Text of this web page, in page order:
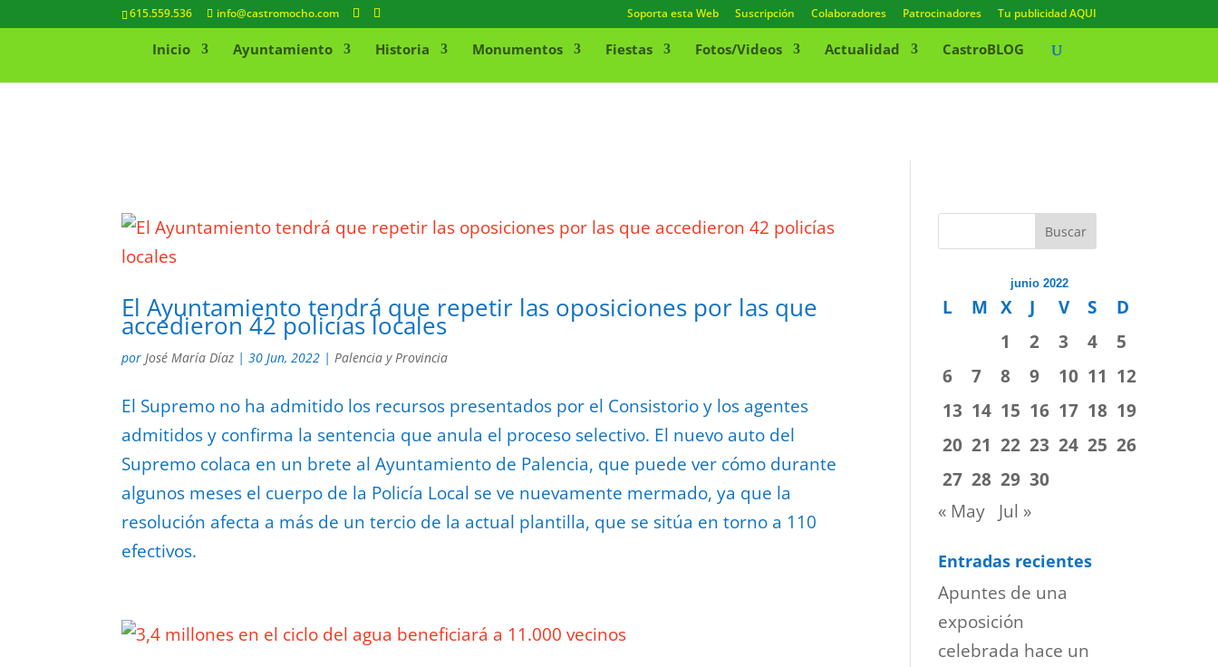
615.559.536 info@castromocho.com Soporta esta Web Suscripción Colaboradores Patrocinadores Tu publicidad AQUI
Inicio Ayuntamiento Historia Monumentos Fiestas Fotos/Videos Actualidad CastroBLOG
El Ayuntamiento tendrá que repetir las oposiciones por las que
accedieron 42 policías locales
porJosé María Díaz |30 Jun, 2022 |Palencia y Provincia
El Supremo no ha admitido los recursos presentados por el Consistorio y los agentes
admitidos y confirma la sentencia que anula el proceso selectivo. El nuevo auto del
Supremo colaca en un brete al Ayuntamiento de Palencia, que puede ver cómo durante
algunos meses el cuerpo de la Policía Local se ve nuevamente mermado, ya que la
resolución afecta a más de un tercio de la actual plantilla, que se sitúa en torno a 110
efectivos.
Buscar
junio 2022
L M X J V S
D
1
2 3 4
5
6
7 8 9 10 11 12
13 14 15 16 17 18 19
20 21 22 23 24 25 26
27 28 29 30
« May
Jul »
Entradas recientes
Apuntes de una
exposición
celebrada hace un